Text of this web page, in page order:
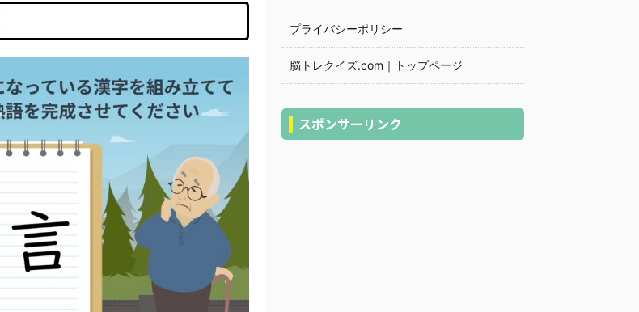
プライバシーポリシー
脳トレクイズ.com｜トップページ
スポンサーリンク